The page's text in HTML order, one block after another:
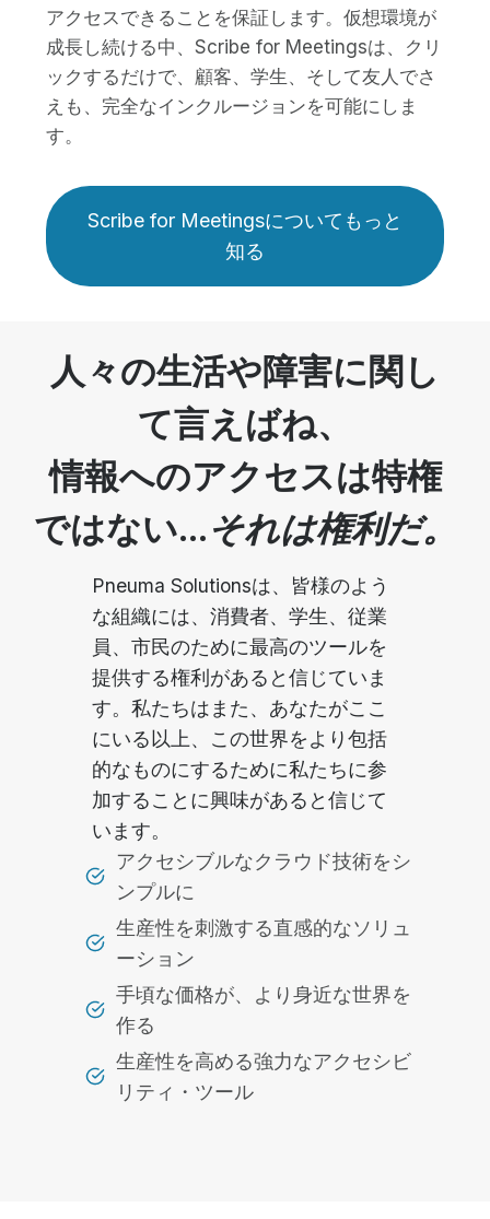
アクセスできることを保証します。仮想環境が
成長し続ける中、Scribe for Meetingsは、クリ
ックするだけで、顧客、学生、そして友人でさ
えも、完全なインクルージョンを可能にしま
す。
Scribe for Meetingsについてもっと
知る
人々の生活や障害に関し
て言えばね、
情報へのアクセスは特権
ではない...それは権利だ。
Pneuma Solutionsは、皆様のよう
な組織には、消費者、学生、従業
員、市民のために最高のツールを
提供する権利があると信じていま
す。私たちはまた、あなたがここ
にいる以上、この世界をより包括
的なものにするために私たちに参
加することに興味があると信じて
います。
アクセシブルなクラウド技術をシ
ンプルに
生産性を刺激する直感的なソリュ
ーション
手頃な価格が、より身近な世界を
作る
生産性を高める強力なアクセシビ
リティ・ツール